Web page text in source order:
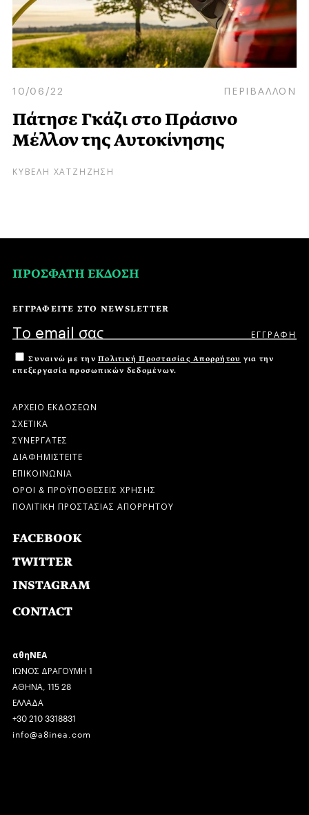
10/06/22 ΠΕΡΙΒΑΛΛΟΝ
Πάτησε Γκάζι στο Πράσινο
Μέλλον της Αυτοκίνησης
ΚΥΒΕΛΗ ΧΑΤΖΗΖΗΣΗ
ΠΡΟΣΦΑΤΗ ΕΚΔΟΣΗ
ΕΓΓΡΑΦΕΙΤΕ ΣΤΟ NEWSLETTER
Συναινώ με την Πολιτική Προστασίας Απορρήτου για την
επεξεργασία προσωπικών δεδομένων.
ΑΡΧΕΙΟ ΕΚΔΟΣΕΩΝ
ΣΧΕΤΙΚΑ
ΣΥΝΕΡΓΑΤΕΣ
ΔΙΑΦΗΜΙΣΤΕΙΤΕ
ΕΠΙΚΟΙΝΩΝΙΑ
ΟΡΟΙ & ΠΡΟΫΠΟΘΕΣΕΙΣ ΧΡΗΣΗΣ
ΠΟΛΙΤΙΚΗ ΠΡΟΣΤΑΣΙΑΣ ΑΠΟΡΡΗΤΟΥ
FACEBOOK
TWITTER
INSTAGRAM
CONTACT
αθηΝΕΑ
ΙΩΝΟΣ ΔΡΑΓΟΥΜΗ 1
ΑΘΗΝΑ, 115 28
ΕΛΛΑΔΑ
+30 210 3318831
info@a8inea.com